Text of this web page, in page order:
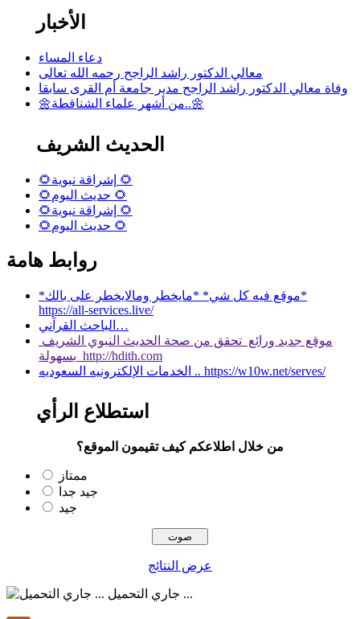
الأخبار
دعاء المساء
معالي الدكتور راشد الراجح رحمه الله تعالى
وفاة معالي الدكتور راشد الراجح مدير جامعة أم القرى سابقا
🌼من أشهر علماء الشناقطة..🌼
الحديث الشريف
🌻إشراقة نبوية 🌻
🌻حديث اليوم 🌻
🌻إشراقة نبوية 🌻
🌻حديث اليوم 🌻
روابط هامة
*موقع فيه كل شي* *مايخطر ومالايخطر على بالك*
https://all-services.live/
الباحث القرآني…
موقع جديد ورائع تحقق من صحة الحديث النبوي الشريف
بسهولة http://hdith.com
الخدمات الإلكترونيه السعوديه .. https://w10w.net/serves/
استطلاع الرأي
من خلال اطلاعكم كيف تقيمون الموقع؟
ممتاز
جيد جدا
جيد
عرض النتائج
جاري التحميل ...